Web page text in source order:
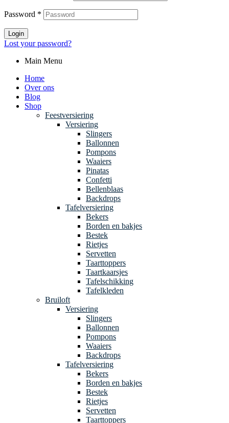
Password *
Login
Lost your password?
Main Menu
Home
Over ons
Blog
Shop
Feestversiering
Versiering
Slingers
Ballonnen
Pompons
Waaiers
Pinatas
Confetti
Bellenblaas
Backdrops
Tafelversiering
Bekers
Borden en bakjes
Bestek
Rietjes
Servetten
Taarttoppers
Taartkaarsjes
Tafelschikking
Tafelkleden
Bruiloft
Versiering
Slingers
Ballonnen
Pompons
Waaiers
Backdrops
Tafelversiering
Bekers
Borden en bakjes
Bestek
Rietjes
Servetten
Taarttoppers